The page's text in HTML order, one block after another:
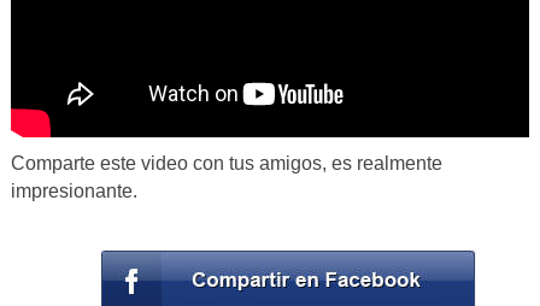
Comparte este video con tus amigos, es realmente
impresionante.